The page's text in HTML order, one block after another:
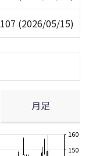
107 (2026/05/15)
月足
150
160